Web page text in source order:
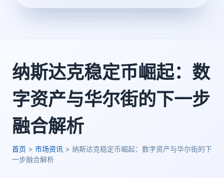
纳斯达克稳定币崛起：数
字资产与华尔街的下一步
融合解析
首页 > 市场资讯 > 纳斯达克稳定币崛起：数字资产与华尔街的下
一步融合解析